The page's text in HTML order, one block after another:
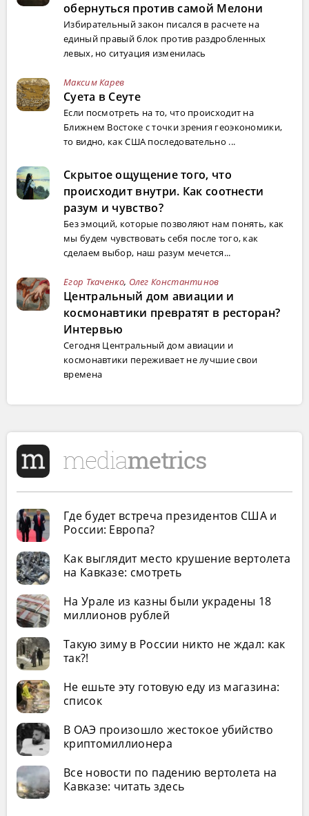
обернуться против самой Мелони
Избирательный закон писался в расчете на
единый правый блок против раздробленных
левых, но ситуация изменилась
Максим Карев
Суета в Сеуте
Если посмотреть на то, что происходит на
Ближнем Востоке с точки зрения геоэкономики,
то видно, как США последовательно ...
Скрытое ощущение того, что
происходит внутри. Как соотнести
разум и чувство?
Без эмоций, которые позволяют нам понять, как
мы будем чувствовать себя после того, как
сделаем выбор, наш разум мечется...
Егор Ткаченко, Олег Константинов
Центральный дом авиации и
космонавтики превратят в ресторан?
Интервью
Сегодня Центральный дом авиации и
космонавтики переживает не лучшие свои
времена
Где будет встреча президентов США и
России: Европа?
Как выглядит место крушение вертолета
на Кавказе: смотреть
На Урале из казны были украдены 18
миллионов рублей
Такую зиму в России никто не ждал: как
так?!
Не ешьте эту готовую еду из магазина:
список
В ОАЭ произошло жестокое убийство
криптомиллионера
Все новости по падению вертолета на
Кавказе: читать здесь